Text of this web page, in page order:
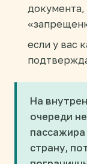
если у вас
На
очереди
страну,